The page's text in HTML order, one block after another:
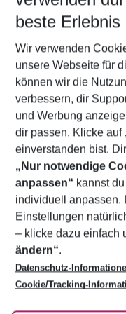
Frübucher
Familienurlaub
Last Minute Sani
Pauschalreisen
Flug & Hotel Sani
Footer
Footer navigation
Über uns
AGB
Bestpreisgarantie
Cookie-Einstellungen
Cookie-Richtlinie
Agenturbetreuung
Barrierefreies Reisen
Folge uns
beste Erlebnis
Wir verwenden
unsere Webseite für
können wir die
verbessern, dir
und Werbung
dir passen. Klicke auf
einverstanden bist.
„Nur notwendige
anpassen“ kannst
individuell anpassen.
Einstellungen
– klicke dazu einfach
ändern“.
Datenschutz-
Cookie/Tracking-